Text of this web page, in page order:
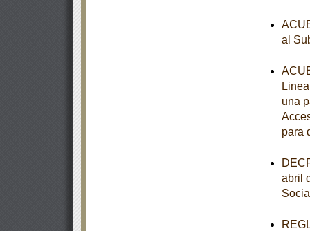
al
una
para
abril